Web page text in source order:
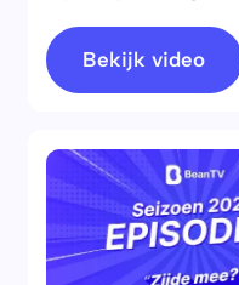
Bekijk video